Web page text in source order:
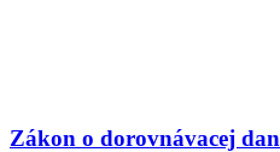
Zákon o dorovnávacej